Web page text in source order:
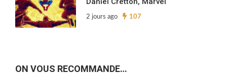
2 jours ago 107
ON VOUS RECOMMANDE…